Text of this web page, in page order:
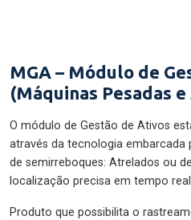
MGA – Módulo de
(Máquinas Pesadas
O módulo de Gestão de Ativos
através da tecnologia
de semirreboques: Atrelados ou
localização precisa em tempo
Produto que possibilita o